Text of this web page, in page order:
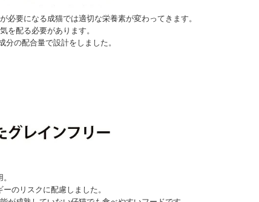
要になる成猫では適切な栄養素が変わってきます。
を配る必要があります。
の配合量で設計をしました。
のリスクに配慮しました。